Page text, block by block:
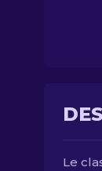
Le